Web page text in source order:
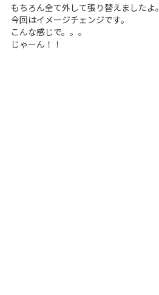
もちろん全て外して張り替えましたよ。
今回はイメージチェンジです。
こんな感じで。。。
じゃーん！！